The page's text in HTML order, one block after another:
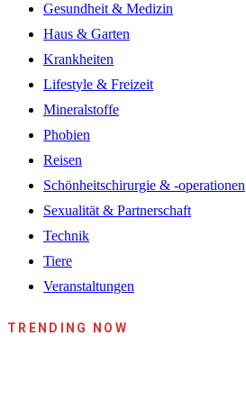
Gesundheit & Medizin
Haus & Garten
Krankheiten
Lifestyle & Freizeit
Mineralstoffe
Phobien
Reisen
Schönheitschirurgie & -operationen
Sexualität & Partnerschaft
Technik
Tiere
Veranstaltungen
TRENDING NOW